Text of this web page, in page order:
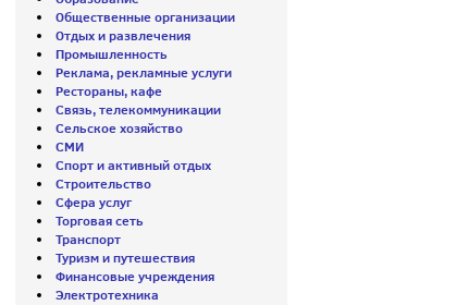
Общественные организации
Отдых и развлечения
Промышленность
Реклама, рекламные услуги
Рестораны, кафе
Связь, телекоммуникации
Сельское хозяйство
СМИ
Спорт и активный отдых
Строительство
Сфера услуг
Торговая сеть
Транспорт
Туризм и путешествия
Финансовые учреждения
Электротехника